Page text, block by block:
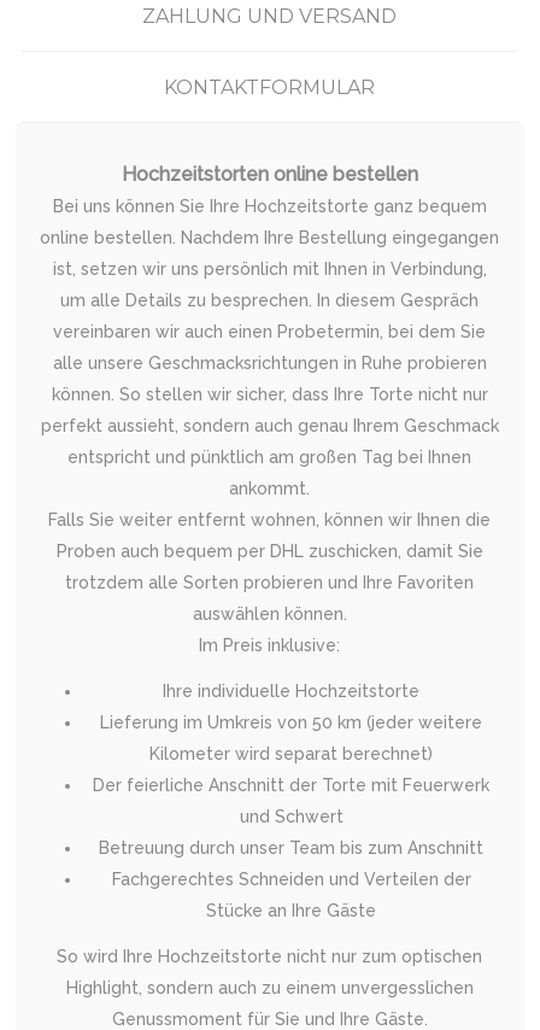
ZAHLUNG UND VERSAND
KONTAKTFORMULAR
Hochzeitstorten online bestellen
Bei uns können Sie Ihre Hochzeitstorte ganz bequem
online bestellen. Nachdem Ihre Bestellung eingegangen
ist, setzen wir uns persönlich mit Ihnen in Verbindung,
um alle Details zu besprechen. In diesem Gespräch
vereinbaren wir auch einen Probetermin, bei dem Sie
alle unsere Geschmacksrichtungen in Ruhe probieren
können. So stellen wir sicher, dass Ihre Torte nicht nur
perfekt aussieht, sondern auch genau Ihrem Geschmack
entspricht und pünktlich am großen Tag bei Ihnen
ankommt.
Falls Sie weiter entfernt wohnen, können wir Ihnen die
Proben auch bequem per DHL zuschicken, damit Sie
trotzdem alle Sorten probieren und Ihre Favoriten
auswählen können.
Im Preis inklusive:
Ihre individuelle Hochzeitstorte
Lieferung im Umkreis von 50 km (jeder weitere
Kilometer wird separat berechnet)
Der feierliche Anschnitt der Torte mit Feuerwerk
und Schwert
Betreuung durch unser Team bis zum Anschnitt
Fachgerechtes Schneiden und Verteilen der
Stücke an Ihre Gäste
So wird Ihre Hochzeitstorte nicht nur zum optischen
Highlight, sondern auch zu einem unvergesslichen
Genussmoment für Sie und Ihre Gäste.